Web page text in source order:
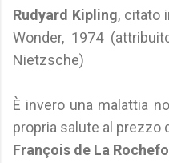
Rudyard Kipling, citato
Wonder, 1974
Nietzsche)
È invero una malattia
propria salute al prezzo
François de La